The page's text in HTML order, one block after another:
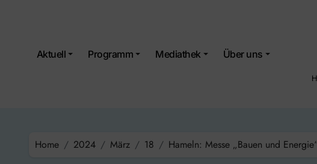
Aktuell Programm Mediathek Über uns
Home 2024 März 18 Hameln: Messe „Bauen und